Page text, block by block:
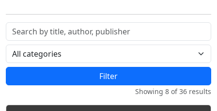
Search
Category
Filter
Showing 8 of 36 results